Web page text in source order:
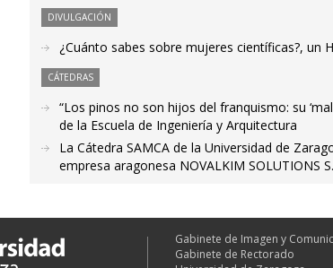
DIVULGACIÓN
¿Cuánto sabes sobre mujeres científicas?, un
CÁTEDRAS
“Los pinos no son hijos del franquismo: su
de la Escuela de Ingeniería y Arquitectura
La Cátedra SAMCA de la Universidad de
empresa aragonesa NOVALKIM SOLUTIONS
Gabinete de Imagen y
Gabinete de Rectorado